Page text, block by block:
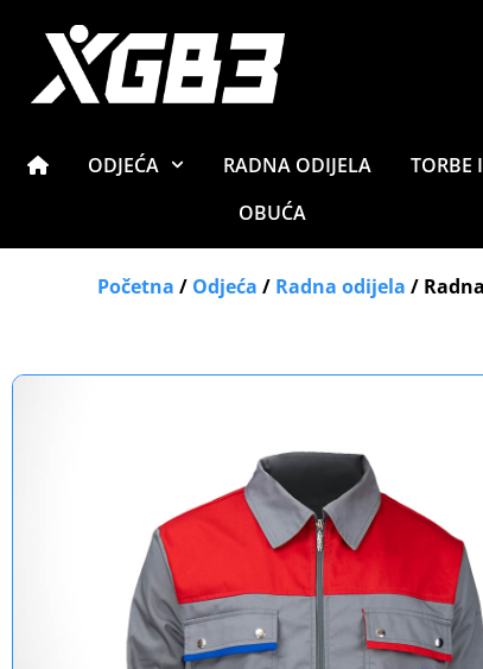
ODJEĆA RADNA ODIJELA TORBE
OBUĆA
Početna / Odjeća / Radna odijela /